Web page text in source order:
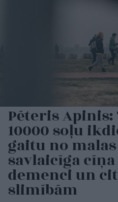
Pēteris Apinis:
10000 soļu
gaitu no
savlaicīga
demenci un
slimībām